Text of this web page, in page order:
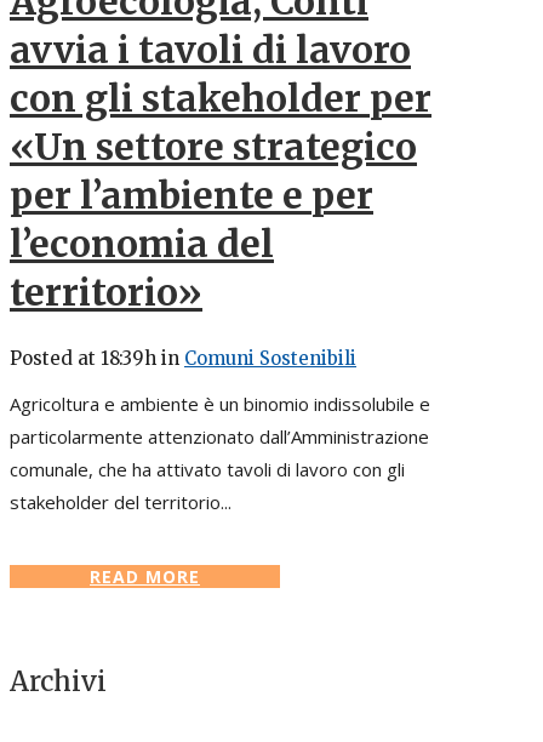
avvia i tavoli di lavoro
con gli stakeholder per
«Un settore strategico
per l’ambiente e per
l’economia del
territorio»
Posted at 18:39h in Comuni Sostenibili
Agricoltura e ambiente è un binomio indissolubile e
particolarmente attenzionato dall’Amministrazione
comunale, che ha attivato tavoli di lavoro con gli
stakeholder del territorio...
READ MORE
Archivi